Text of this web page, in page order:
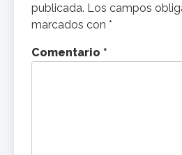
publicada. Los campos
marcados con *
Comentario *